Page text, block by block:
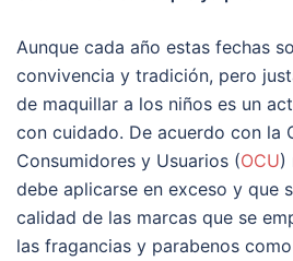
Aunque cada año estas fechas
convivencia y tradición, pero
de maquillar a los niños es un
con cuidado. De acuerdo con la
Consumidores y Usuarios (OCU)
debe aplicarse en exceso y que
calidad de las marcas que se
las fragancias y parabenos